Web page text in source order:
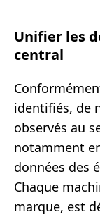
Unifier les
central
identifiés, de
observés au
notamment
données des
Chaque
marque, est